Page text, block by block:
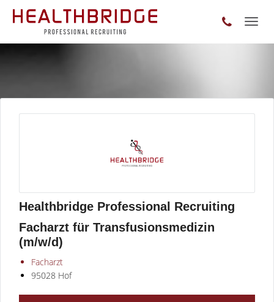
Healthbridge Professional Recruiting
Facharzt für Transfusionsmedizin
(m/w/d)
Facharzt
95028 Hof